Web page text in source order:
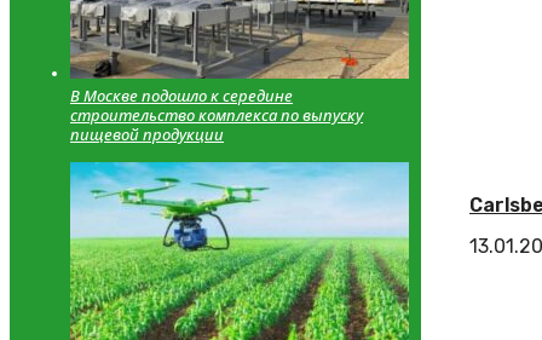
В Москве подошло к середине
строительство комплекса по выпуску
пищевой продукции